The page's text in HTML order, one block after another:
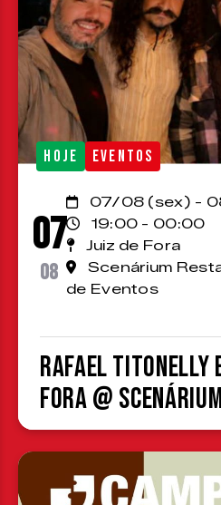
HOJE EVENTOS
07
08
07/08 (sex) -
19:00 - 00:00
Juiz de Fora
Scenárium
de Eventos
Rafael Titonelly
Fora @